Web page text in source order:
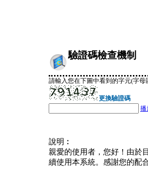
驗證碼檢查機制
請輸入您在下圖中看到的字元(字母
更換驗證碼
播
說明︰
親愛的使用者，您好！由於
續使用本系統。感謝您的配合